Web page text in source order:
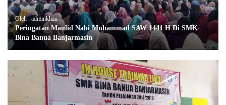
Oleh : adminkhan
Peringatan Maulid Nabi Muhammad SAW 1441 H Di SMK
Bina Banua Banjarmasin